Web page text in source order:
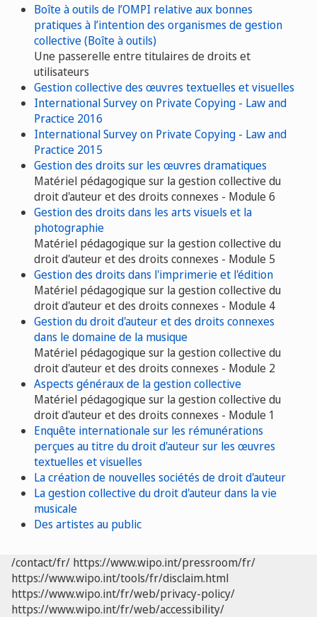
Boîte à outils de l’OMPI relative aux bonnes
pratiques à l’intention des organismes de gestion
collective (Boîte à outils)
Une passerelle entre titulaires de droits et
utilisateurs
Gestion collective des œuvres textuelles et visuelles
International Survey on Private Copying - Law and
Practice 2016
International Survey on Private Copying - Law and
Practice 2015
Gestion des droits sur les œuvres dramatiques
Matériel pédagogique sur la gestion collective du
droit d'auteur et des droits connexes - Module 6
Gestion des droits dans les arts visuels et la
photographie
Matériel pédagogique sur la gestion collective du
droit d'auteur et des droits connexes - Module 5
Gestion des droits dans l'imprimerie et l'édition
Matériel pédagogique sur la gestion collective du
droit d'auteur et des droits connexes - Module 4
Gestion du droit d'auteur et des droits connexes
dans le domaine de la musique
Matériel pédagogique sur la gestion collective du
droit d'auteur et des droits connexes - Module 2
Aspects généraux de la gestion collective
Matériel pédagogique sur la gestion collective du
droit d'auteur et des droits connexes - Module 1
Enquête internationale sur les rémunérations
perçues au titre du droit d'auteur sur les œuvres
textuelles et visuelles
La création de nouvelles sociétés de droit d'auteur
La gestion collective du droit d'auteur dans la vie
musicale
Des artistes au public
/contact/fr/ https://www.wipo.int/pressroom/fr/
https://www.wipo.int/tools/fr/disclaim.html
https://www.wipo.int/fr/web/privacy-policy/
https://www.wipo.int/fr/web/accessibility/